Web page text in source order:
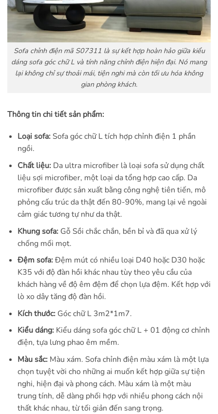
Sofa chỉnh điện mã S07311 là sự kết hợp hoàn hảo giữa kiểu
dáng sofa góc chữ L và tính năng chỉnh điện hiện đại. Nó mang
lại không chỉ sự thoải mái, tiện nghi mà còn tối ưu hóa không
gian phòng khách.
Thông tin chi tiết sản phẩm:
Loại sofa:Sofa góc chữ L tích hợp chỉnh điện 1 phần
ngồi.
Chất liệu:Da ultra microfiber là loại sofa sử dụng chất
liệu sợi microfiber, một loại da tổng hợp cao cấp. Da
microfiber được sản xuất bằng công nghệ tiên tiến, mô
phỏng cấu trúc da thật đến 80-90%, mang lại vẻ ngoài
cảm giác tương tự như da thật.
Khung sofa:Gỗ Sồi chắc chắn, bền bỉ và đã qua xử lý
chống mối mọt.
Đệm sofa:Đệm mút có nhiều loại D40 hoặc D30 hoặc
K35 với độ đàn hồi khác nhau tùy theo yêu cầu của
khách hàng về độ êm đệm để chọn lựa đệm. Kết hợp với
lò xo dây tăng độ đàn hồi.
Kích thước: Góc chữ L 3m2*1m7.
Kiểu dáng:Kiểu dáng sofa góc chữ L + 01 động cơ chỉnh
điện, tựa lưng phao êm mềm.
Màu sắc:Màu xám. Sofa chỉnh điện màu xám là một lựa
chọn tuyệt vời cho những ai muốn kết hợp giữa sự tiện
nghi, hiện đại và phong cách. Màu xám là một màu
trung tính, dễ dàng phối hợp với nhiều phong cách nội
thất khác nhau, từ tối giản đến sang trọng.